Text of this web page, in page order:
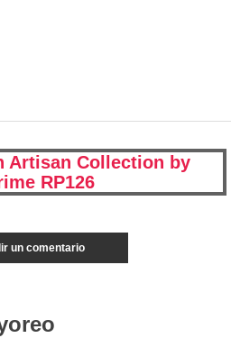
Artisan Collection by
RP126
un comentario